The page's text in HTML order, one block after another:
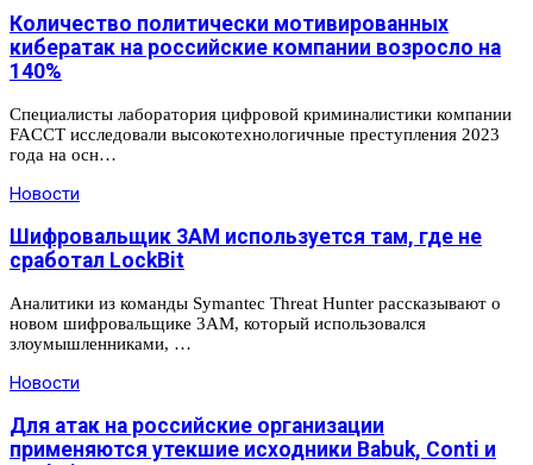
Количество политически мотивированных
кибератак на российские компании возросло на
140%
Специалисты лаборатория цифровой криминалистики компании
FAССT исследовали высокотехнологичные преступления 2023
года на осн…
Новости
Шифровальщик 3AM используется там, где не
сработал LockBit
Аналитики из команды Symantec Threat Hunter рассказывают о
новом шифровальщике 3AM, который использовался
злоумышленниками, …
Новости
Для атак на российские организации
применяются утекшие исходники Babuk, Conti и